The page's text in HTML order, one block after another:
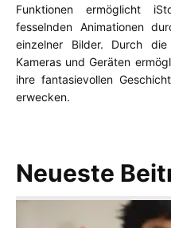
Funktionen ermöglicht
fesselnden Animationen
einzelner Bilder. Durch
Kameras und Geräten
ihre fantasievollen
erwecken.
Neueste